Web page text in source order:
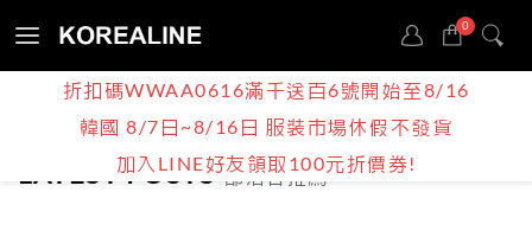
0
折扣碼WWAA0616滿千送百6號開始至8/16
韓國 8/7日~8/16日 服裝市場休假不發貨
加入LINE好友領取100元折價券!
部落客推薦
LATEST POSTS 部落客推薦